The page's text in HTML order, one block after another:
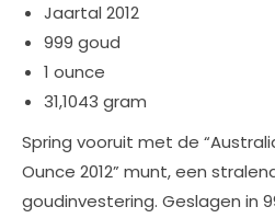
Jaartal 2012
999 goud
1 ounce
31,1043 gram
Spring vooruit met de
Ounce 2012” munt, een
goudinvestering. Geslagen in